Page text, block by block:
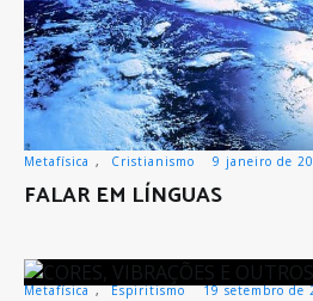
Metafísica , Cristianismo 9 janeiro de
FALAR EM LÍNGUAS
Metafísica , Espiritismo 19 setembro de